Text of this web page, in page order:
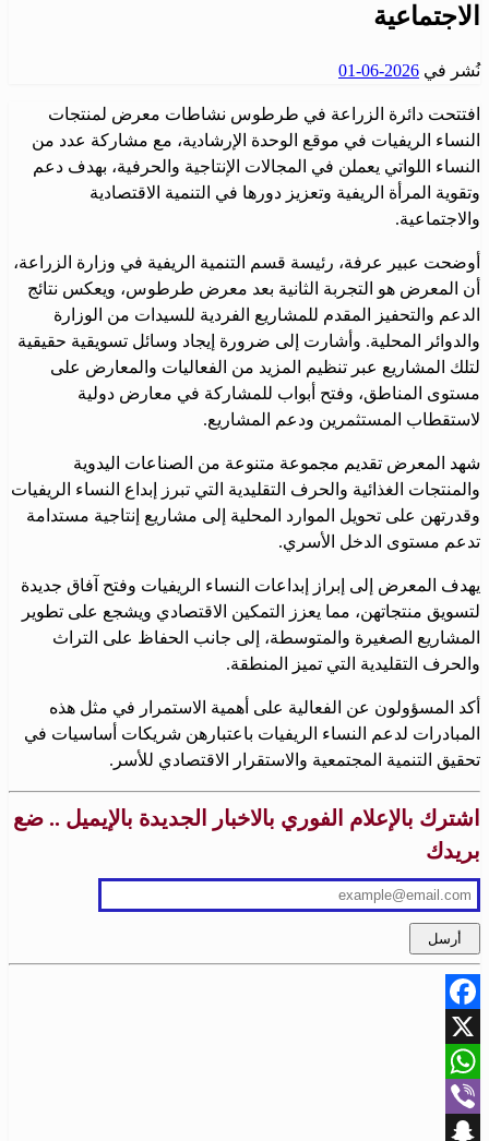
الاجتماعية
نُشر في 2026-06-01
افتتحت دائرة الزراعة في طرطوس نشاطات معرض لمنتجات
النساء الريفيات في موقع الوحدة الإرشادية، مع مشاركة عدد من
النساء اللواتي يعملن في المجالات الإنتاجية والحرفية، بهدف دعم
وتقوية المرأة الريفية وتعزيز دورها في التنمية الاقتصادية
والاجتماعية.
أوضحت عبير عرفة، رئيسة قسم التنمية الريفية في وزارة الزراعة،
أن المعرض هو التجربة الثانية بعد معرض طرطوس، ويعكس نتائج
الدعم والتحفيز المقدم للمشاريع الفردية للسيدات من الوزارة
والدوائر المحلية. وأشارت إلى ضرورة إيجاد وسائل تسويقية حقيقية
لتلك المشاريع عبر تنظيم المزيد من الفعاليات والمعارض على
مستوى المناطق، وفتح أبواب للمشاركة في معارض دولية
لاستقطاب المستثمرين ودعم المشاريع.
شهد المعرض تقديم مجموعة متنوعة من الصناعات اليدوية
والمنتجات الغذائية والحرف التقليدية التي تبرز إبداع النساء الريفيات
وقدرتهن على تحويل الموارد المحلية إلى مشاريع إنتاجية مستدامة
تدعم مستوى الدخل الأسري.
يهدف المعرض إلى إبراز إبداعات النساء الريفيات وفتح آفاق جديدة
لتسويق منتجاتهن، مما يعزز التمكين الاقتصادي ويشجع على تطوير
المشاريع الصغيرة والمتوسطة، إلى جانب الحفاظ على التراث
والحرف التقليدية التي تميز المنطقة.
أكد المسؤولون عن الفعالية على أهمية الاستمرار في مثل هذه
المبادرات لدعم النساء الريفيات باعتبارهن شريكات أساسيات في
تحقيق التنمية المجتمعية والاستقرار الاقتصادي للأسر.
اشترك بالإعلام الفوري بالاخبار الجديدة بالإيميل .. ضع
بريدك
Facebook
X
WhatsApp
Viber